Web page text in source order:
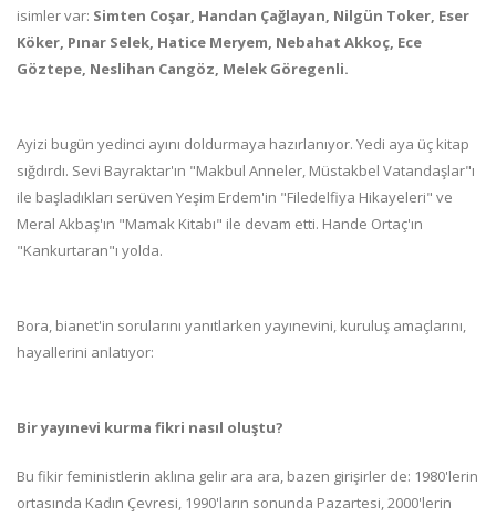
isimler var: Simten Coşar, Handan Çağlayan, Nilgün Toker, Eser
Köker, Pınar Selek, Hatice Meryem, Nebahat Akkoç, Ece
Göztepe, Neslihan Cangöz, Melek Göregenli.
Ayizi bugün yedinci ayını doldurmaya hazırlanıyor. Yedi aya üç kitap
sığdırdı. Sevi Bayraktar'ın "Makbul Anneler, Müstakbel Vatandaşlar"ı
ile başladıkları serüven Yeşim Erdem'in "Filedelfiya Hikayeleri" ve
Meral Akbaş'ın "Mamak Kitabı" ile devam etti. Hande Ortaç'ın
"Kankurtaran"ı yolda.
Bora, bianet'in sorularını yanıtlarken yayınevini, kuruluş amaçlarını,
hayallerini anlatıyor:
Bir yayınevi kurma fikri nasıl oluştu?
Bu fikir feministlerin aklına gelir ara ara, bazen girişirler de: 1980'lerin
ortasında Kadın Çevresi, 1990'ların sonunda Pazartesi, 2000'lerin